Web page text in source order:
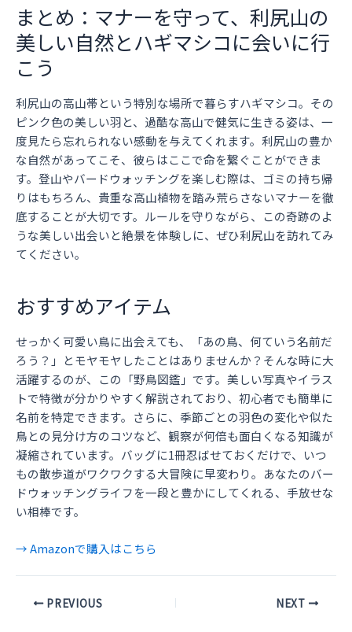
まとめ：マナーを守って、利尻山の
美しい自然とハギマシコに会いに行
こう
利尻山の高山帯という特別な場所で暮らすハギマシコ。その
ピンク色の美しい羽と、過酷な高山で健気に生きる姿は、一
度見たら忘れられない感動を与えてくれます。利尻山の豊か
な自然があってこそ、彼らはここで命を繋ぐことができま
す。登山やバードウォッチングを楽しむ際は、ゴミの持ち帰
りはもちろん、貴重な高山植物を踏み荒らさないマナーを徹
底することが大切です。ルールを守りながら、この奇跡のよ
うな美しい出会いと絶景を体験しに、ぜひ利尻山を訪れてみ
てください。
おすすめアイテム
せっかく可愛い鳥に出会えても、「あの鳥、何ていう名前だ
ろう？」とモヤモヤしたことはありませんか？そんな時に大
活躍するのが、この「野鳥図鑑」です。美しい写真やイラス
トで特徴が分かりやすく解説されており、初心者でも簡単に
名前を特定できます。さらに、季節ごとの羽色の変化や似た
鳥との見分け方のコツなど、観察が何倍も面白くなる知識が
凝縮されています。バッグに1冊忍ばせておくだけで、いつ
もの散歩道がワクワクする大冒険に早変わり。あなたのバー
ドウォッチングライフを一段と豊かにしてくれる、手放せな
い相棒です。
→ Amazonで購入はこちら
PostPREVIOUS NEXT